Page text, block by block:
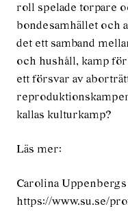
roll spelade torpare
bondesamhället och
det ett samband
och hushåll, kamp
ett försvar av
kallas kulturkamp?
Läs mer:
Carolina
https://www.su.se/